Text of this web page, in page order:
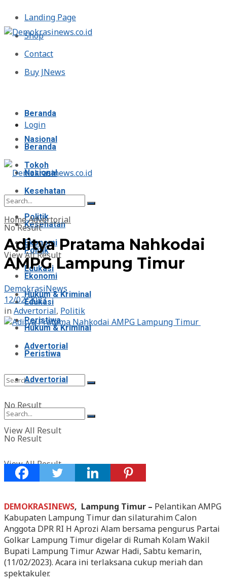
Landing Page
Shop
Contact
Buy JNews
Login
Beranda
Nasional
Tokoh
Kesehatan
Politik
Ekonomi
Edukasi
Hukum & Kriminal
Peristiwa
Advertorial
No Result
View All Result
Beranda
Nasional
Tokoh
Kesehatan
Politik
Ekonomi
Edukasi
Hukum & Kriminal
Peristiwa
Advertorial
No Result
View All Result
No Result
View All Result
HomeAdvertorial
Aditya Pratama Nahkodai
AMPG Lampung Timur
DemokrasiNews
12/02/2023
in Advertorial, Politik
DEMOKRASINEWS, Lampung Timur – Pelantikan AMPG
Kabupaten Lampung Timur dan silaturahim Calon
Anggota DPR RI H Aprozi Alam bersama pengurus Partai
Golkar Lampung Timur digelar di Rumah Kolam Wakil
Bupati Lampung Timur Azwar Hadi, Sabtu kemarin,
(11/02/2023). Acara ini terlaksana cukup meriah dan
spektakuler.